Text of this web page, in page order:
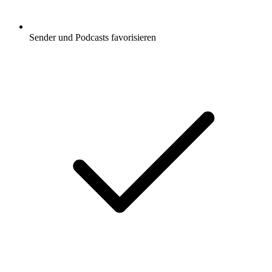
Sender und Podcasts favorisieren